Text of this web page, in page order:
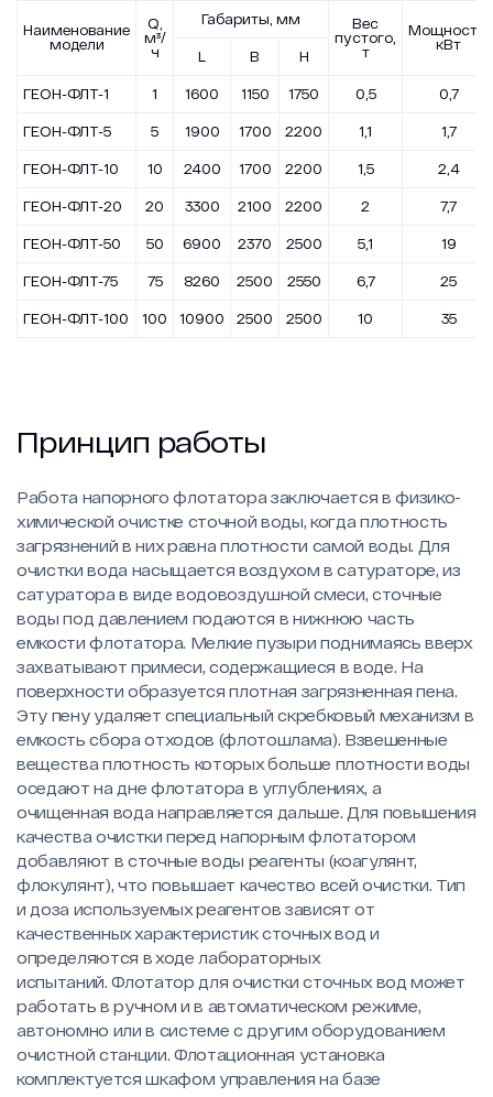
Наименование
модели
Q,
м³/
ч
Габариты, мм
Вес
пустого,
т
Мощность,
кВт
L В Н
ГЕОН-ФЛТ-1 1 1600 1150 1750 0,5 0,7
ГЕОН-ФЛТ-5 5 1900 1700 2200 1,1 1,7
ГЕОН-ФЛТ-10 10 2400 1700 2200 1,5 2,4
ГЕОН-ФЛТ-20 20 3300 2100 2200 2 7,7
ГЕОН-ФЛТ-50 50 6900 2370 2500 5,1 19
ГЕОН-ФЛТ-75 75 8260 2500 2550 6,7 25
ГЕОН-ФЛТ-100 100 10900 2500 2500 10 35
Принцип работы
Работа напорного флотатора заключается в физико-
химической очистке сточной воды, когда плотность
загрязнений в них равна плотности самой воды. Для
очистки вода насыщается воздухом в сатураторе, из
сатуратора в виде водовоздушной смеси, сточные
воды под давлением подаются в нижнюю часть
емкости флотатора. Мелкие пузыри поднимаясь вверх
захватывают примеси, содержащиеся в воде. На
поверхности образуется плотная загрязненная пена.
Эту пену удаляет специальный скребковый механизм в
емкость сбора отходов (флотошлама). Взвешенные
вещества плотность которых больше плотности воды
оседают на дне флотатора в углублениях, а
очищенная вода направляется дальше. Для повышения
качества очистки перед напорным флотатором
добавляют в сточные воды реагенты (коагулянт,
флокулянт), что повышает качество всей очистки. Тип
и доза используемых реагентов зависят от
качественных характеристик сточных вод и
определяются в ходе лабораторных
испытаний. Флотатор для очистки сточных вод может
работать в ручном и в автоматическом режиме,
автономно или в системе с другим оборудованием
очистной станции. Флотационная установка
комплектуется шкафом управления на базе